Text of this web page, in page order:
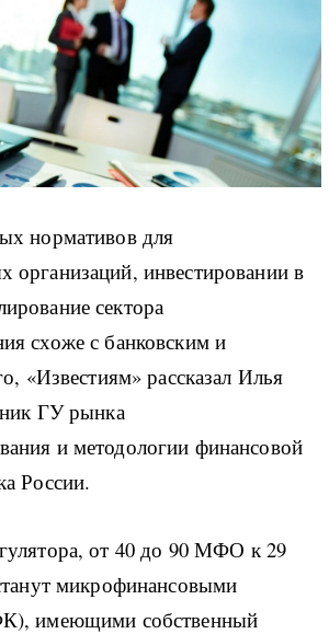
нормативов для
организаций, инвестировании в
сектора
схоже с банковским и
«Известиям» рассказал Илья
ГУ рынка
и методологии финансовой
России.
от 40 до 90 МФО к 29
микрофинансовыми
имеющими собственный